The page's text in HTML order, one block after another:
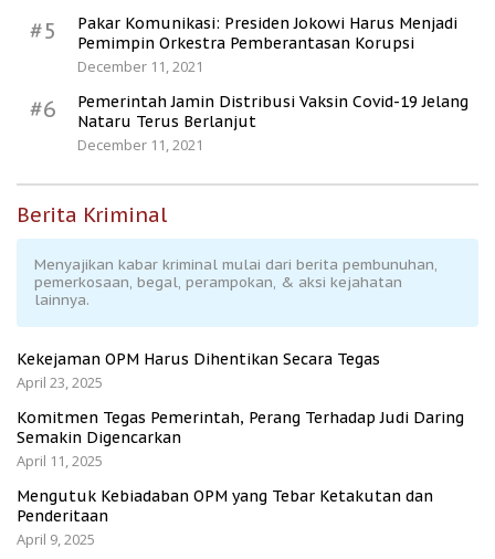
#5
Pakar Komunikasi: Presiden Jokowi Harus Menjadi
Pemimpin Orkestra Pemberantasan Korupsi
December 11, 2021
#6
Pemerintah Jamin Distribusi Vaksin Covid-19 Jelang
Nataru Terus Berlanjut
December 11, 2021
Berita Kriminal
Menyajikan kabar kriminal mulai dari berita pembunuhan,
pemerkosaan, begal, perampokan, & aksi kejahatan
lainnya.
Kekejaman OPM Harus Dihentikan Secara Tegas
April 23, 2025
Komitmen Tegas Pemerintah, Perang Terhadap Judi Daring
Semakin Digencarkan
April 11, 2025
Mengutuk Kebiadaban OPM yang Tebar Ketakutan dan
Penderitaan
April 9, 2025